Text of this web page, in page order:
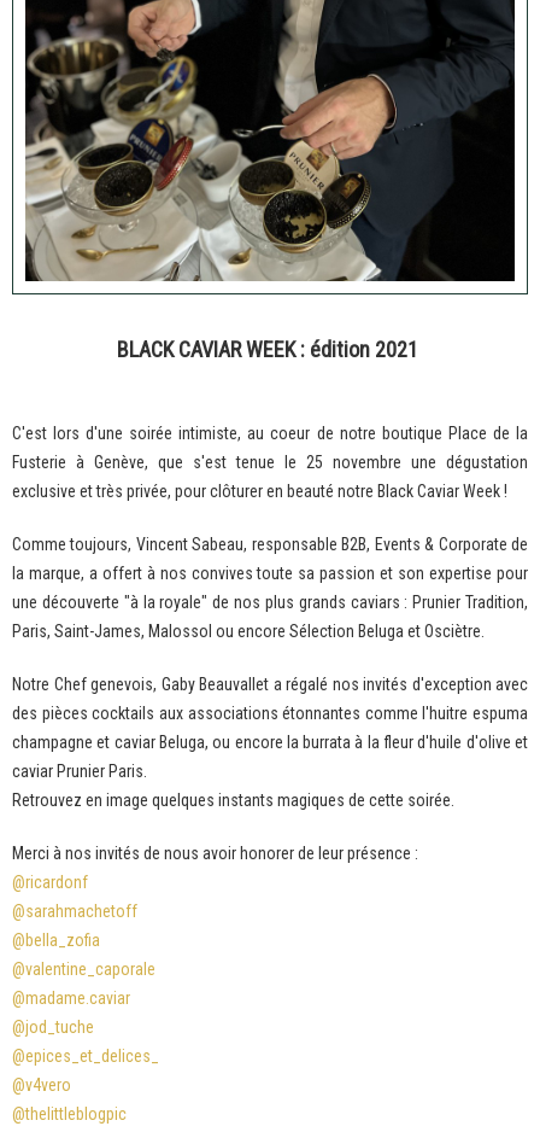
BLACK CAVIAR WEEK : édition 2021
C'est lors d'une soirée intimiste, au coeur de notre boutique Place de la
Fusterie à Genève, que s'est tenue le 25 novembre une dégustation
exclusive et très privée, pour clôturer en beauté notre Black Caviar Week !
Comme toujours, Vincent Sabeau, responsable B2B, Events & Corporate de
la marque, a offert à nos convives toute sa passion et son expertise pour
une découverte "à la royale" de nos plus grands caviars : Prunier Tradition,
Paris, Saint-James, Malossol ou encore Sélection Beluga et Osciètre.
Notre Chef genevois, Gaby Beauvallet a régalé nos invités d'exception avec
des pièces cocktails aux associations étonnantes comme l'huitre espuma
champagne et caviar Beluga, ou encore la burrata à la fleur d'huile d'olive et
caviar Prunier Paris.
Retrouvez en image quelques instants magiques de cette soirée.
Merci à nos invités de nous avoir honorer de leur présence :
@ricardonf
@sarahmachetoff
@bella_zofia
@valentine_caporale
@madame.caviar
@jod_tuche
@epices_et_delices_
@v4vero
@thelittleblogpic